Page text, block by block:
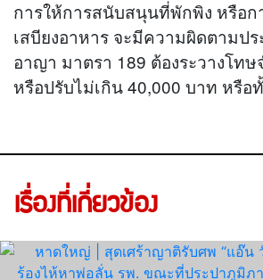
การให้การสนับสนุนที่พักพิง หรือ
เสบียงอาหาร จะมีความผิดตามป
อาญา มาตรา 189 ต้องระวางโท
หรือปรับไม่เกิน 40,000 บาท หรือ
เรื่องที่เกี่ยวข้อง